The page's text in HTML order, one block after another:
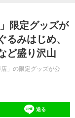
限定グッズが
みはじめ、
ど盛り沢山
」の限定グッズが公
送る